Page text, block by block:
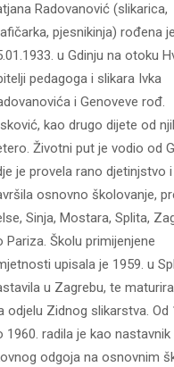
Radovanović (slikarica,
pjesnikinja) rođena je
u Gdinju na otoku
pedagoga i slikara Ivka
i Genoveve rođ.
kao drugo dijete od
Životni put je vodio od
je provela rano djetinjstvo i
osnovno školovanje,
Sinja, Mostara, Splita,
Pariza. Školu primijenjene
upisala je 1959. u
u Zagrebu, te
odjelu Zidnog slikarstva. Od
1960. radila je kao nastavnik
odgoja na osnovnim